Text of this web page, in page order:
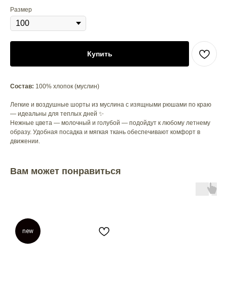
Размер
Купить
Состав: 100% хлопок (муслин)
Легкие и воздушные шорты из муслина с изящными рюшами по краю
— идеальны для теплых дней ✨
Нежные цвета — молочный и голубой — подойдут к любому летнему
образу. Удобная посадка и мягкая ткань обеспечивают комфорт в
движении.
Вам может понравиться
new